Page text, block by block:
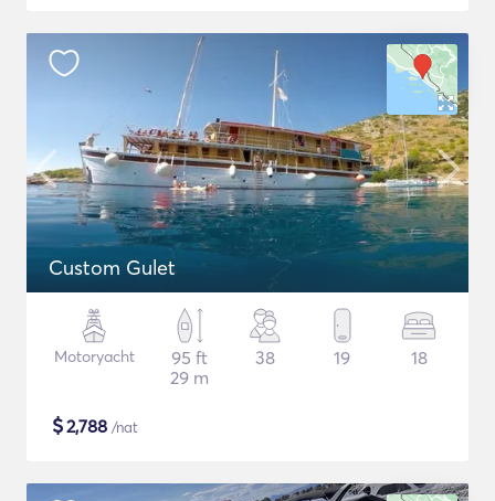
Custom Gulet
Motoryacht
95 ft
29 m
38 19 18
$2,788 /nat